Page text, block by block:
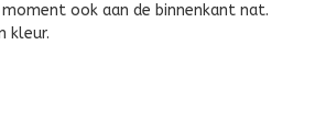
ook aan de binnenkant nat.
kleur.